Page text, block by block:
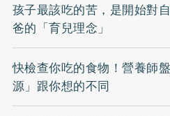
孩子最該吃的苦，是開始對
爸的「育兒理念」
快檢查你吃的食物！營養師
源」跟你想的不同